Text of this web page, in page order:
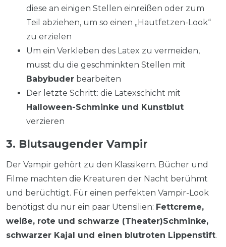
diese an einigen Stellen einreißen oder zum
Teil abziehen, um so einen „Hautfetzen-Look“
zu erzielen
Um ein Verkleben des Latex zu vermeiden,
musst du die geschminkten Stellen mit
Babybuder bearbeiten
Der letzte Schritt: die Latexschicht mit
Halloween-Schminke und Kunstblut
verzieren
3. Blutsaugender Vampir
Der Vampir gehört zu den Klassikern. Bücher und
Filme machten die Kreaturen der Nacht berühmt
und berüchtigt. Für einen perfekten Vampir-Look
benötigst du nur ein paar Utensilien: Fettcreme,
weiße, rote und schwarze (Theater)Schminke,
schwarzer Kajal und einen blutroten Lippenstift.